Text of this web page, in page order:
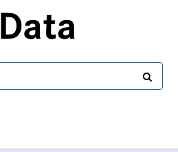
Data